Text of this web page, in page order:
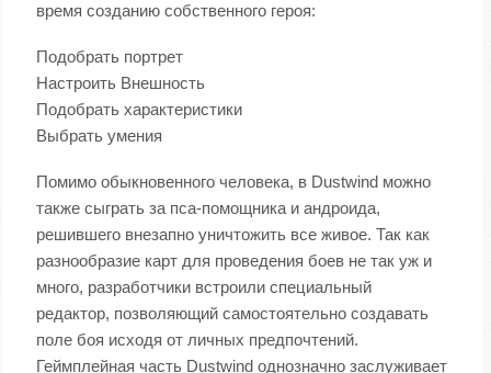
время созданию собственного героя:
Подобрать портрет
Настроить Внешность
Подобрать характеристики
Выбрать умения
Помимо обыкновенного человека, в Dustwind можно
также сыграть за пса-помощника и андроида,
решившего внезапно уничтожить все живое. Так как
разнообразие карт для проведения боев не так уж и
много, разработчики встроили специальный
редактор, позволяющий самостоятельно создавать
поле боя исходя от личных предпочтений.
Геймплейная часть Dustwind однозначно заслуживает